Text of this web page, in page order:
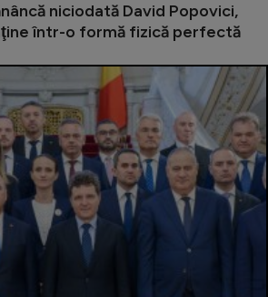
niciodată David Popovici,
într-o formă fizică perfectă